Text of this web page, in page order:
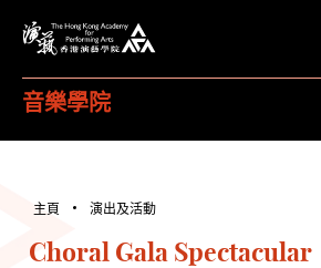
音樂學院
主頁 演出及活動
Choral Gala Spectacular